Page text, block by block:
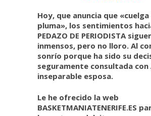
Hoy, que anuncia que «cuelga
pluma», los sentimientos
PEDAZO DE PERIODISTA
inmensos, pero no lloro. Al
sonrío porque ha sido su
seguramente consultada con
inseparable esposa.
Le he ofrecido la web
BASKETMANIATENERIFE.ES